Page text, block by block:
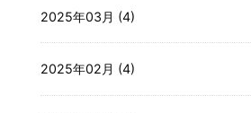
2025年03月 (4)
2025年02月 (4)